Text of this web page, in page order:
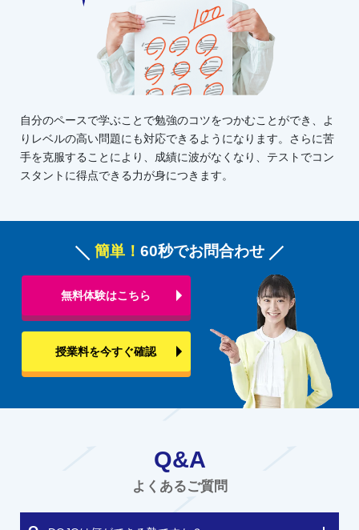
自分のペースで学ぶことで勉強のコツをつかむことができ、よ
りレベルの高い問題にも対応できるようになります。さらに苦
手を克服することにより、成績に波がなくなり、テストでコン
スタントに得点できる力が身につきます。
簡単！ 60秒でお問合わせ
無料体験はこちら
授業料を今すぐ確認
Q&A
よくあるご質問